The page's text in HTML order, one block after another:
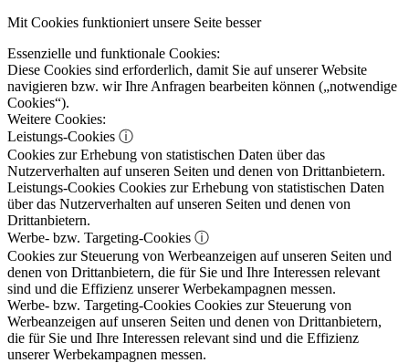
Mit Cookies funktioniert unsere Seite besser
Essenzielle und funktionale Cookies:
Diese Cookies sind erforderlich, damit Sie auf unserer Website
navigieren bzw. wir Ihre Anfragen bearbeiten können („notwendige
Cookies“).
Weitere Cookies:
Leistungs-Cookies ⓘ
Cookies zur Erhebung von statistischen Daten über das
Nutzerverhalten auf unseren Seiten und denen von Drittanbietern.
Leistungs-Cookies Cookies zur Erhebung von statistischen Daten
über das Nutzerverhalten auf unseren Seiten und denen von
Drittanbietern.
Werbe- bzw. Targeting-Cookies ⓘ
Cookies zur Steuerung von Werbeanzeigen auf unseren Seiten und
denen von Drittanbietern, die für Sie und Ihre Interessen relevant
sind und die Effizienz unserer Werbekampagnen messen.
Werbe- bzw. Targeting-Cookies Cookies zur Steuerung von
Werbeanzeigen auf unseren Seiten und denen von Drittanbietern,
die für Sie und Ihre Interessen relevant sind und die Effizienz
unserer Werbekampagnen messen.